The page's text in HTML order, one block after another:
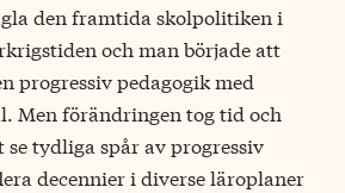
den framtida skolpolitiken i
och man började att
progressiv pedagogik med
Men förändringen tog tid och
tydliga spår av progressiv
decennier i diverse läroplaner